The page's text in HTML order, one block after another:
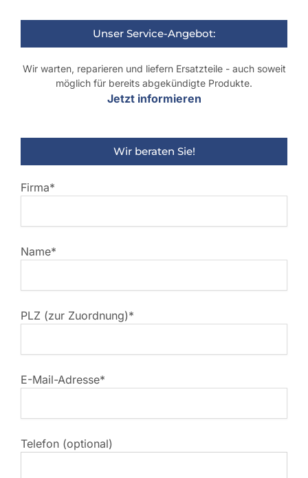
Unser Service-Angebot:
Wir warten, reparieren und liefern Ersatzteile - auch soweit
möglich für bereits abgekündigte Produkte.
Jetzt informieren
Wir beraten Sie!
Firma*
Name*
PLZ (zur Zuordnung)*
E-Mail-Adresse*
Telefon (optional)